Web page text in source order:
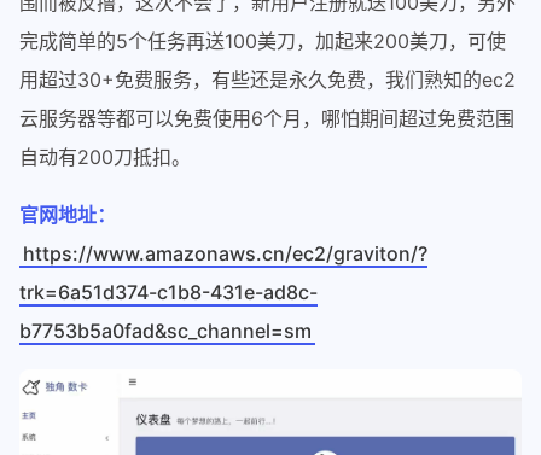
完成简单的5个任务再送100美刀，加起来200美刀，可使
用超过30+免费服务，有些还是永久免费，我们熟知的ec2
云服务器等都可以免费使用6个月，哪怕期间超过免费范围
自动有200刀抵扣。
官网地址：
https://www.amazonaws.cn/ec2/graviton/?
trk=6a51d374-c1b8-431e-ad8c-
b7753b5a0fad&sc_channel=sm